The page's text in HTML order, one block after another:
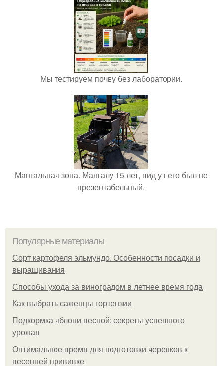
Мы тестируем почву без лаборатории.
Мангальная зона. Мангалу 15 лет, вид у него был не
презентабельный.
Популярные материалы
Сорт картофеля эльмундо. Особенности посадки и
выращивания
Способы ухода за виноградом в летнее время года
Как выбрать саженцы гортензии
Подкормка яблони весной: секреты успешного
урожая
Оптимальное время для подготовки черенков к
весенней прививке